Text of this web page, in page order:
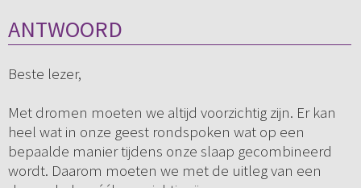
ANTWOORD
Beste lezer,
Met dromen moeten we altijd voorzichtig zijn. Er kan
heel wat in onze geest rondspoken wat op een
bepaalde manier tijdens onze slaap gecombineerd
wordt. Daarom moeten we met de uitleg van een